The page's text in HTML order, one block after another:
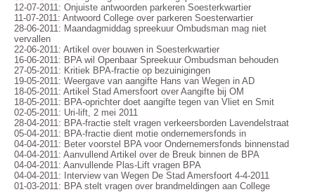
12-07-2011: Onjuiste antwoorden parkeren Soesterkwartier
11-07-2011: Antwoord College over parkeren Soesterwartier
28-06-2011: Maandagmiddag spreekuur Ombudsman mag niet
vervallen
22-06-2011: Artikel over bouwen in Soesterkwartier
16-06-2011: BPA wil Openbaar Spreekuur Ombudsman behouden
27-05-2011: Kritiek BPA-fractie op bezuinigingen
19-05-2011: Weergave van aangifte Hans van Wegen in AD
18-05-2011: Artikel Stad Amersfoort over Aangifte bij OM
18-05-2011: BPA-oprichter doet aangifte tegen van Vliet en Smit
02-05-2011: Uri-lift, 2 mei 2011
28-04-2011: BPA-fractie stelt vragen verkeersborden Lavendelstraat
05-04-2011: BPA-fractie dient motie ondernemersfonds in
04-04-2011: Beter voorstel BPA voor Ondernemersfonds binnenstad
04-04-2011: Aanvullend Artikel over de Breuk binnen de BPA
04-04-2011: Aanvullende Plas-Lift vragen BPA
04-04-2011: Interview van Wegen De Stad Amersfoort 4-4-2011
01-03-2011: BPA stelt vragen over brandmeldingen aan College